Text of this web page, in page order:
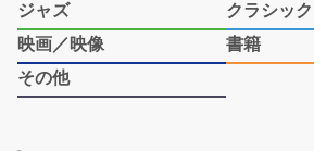
ジャズ
クラシック
映画／映像
書籍
その他